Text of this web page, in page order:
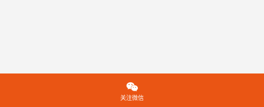

关注微信